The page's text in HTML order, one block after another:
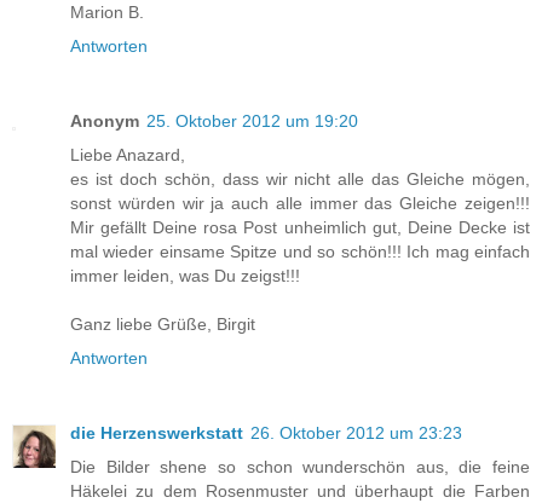
Marion B.
Antworten
Anonym 25. Oktober 2012 um 19:20
Liebe Anazard,
es ist doch schön, dass wir nicht alle das Gleiche mögen,
sonst würden wir ja auch alle immer das Gleiche zeigen!!!
Mir gefällt Deine rosa Post unheimlich gut, Deine Decke ist
mal wieder einsame Spitze und so schön!!! Ich mag einfach
immer leiden, was Du zeigst!!!
Ganz liebe Grüße, Birgit
Antworten
die Herzenswerkstatt 26. Oktober 2012 um 23:23
Die Bilder shene so schon wunderschön aus, die feine
Häkelei zu dem Rosenmuster und überhaupt die Farben